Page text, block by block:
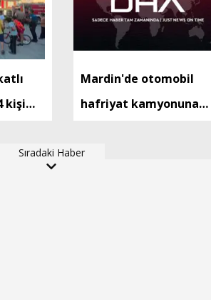
kişi
Mardin'de otomobil
hafriyat kamyonuna
yaralı
Sıradaki Haber